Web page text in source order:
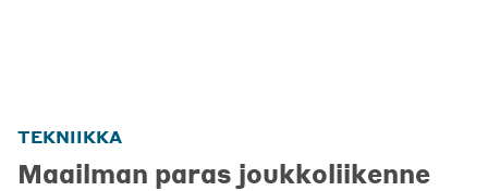
TEKNIIKKA
Maailman paras joukkoliikenne